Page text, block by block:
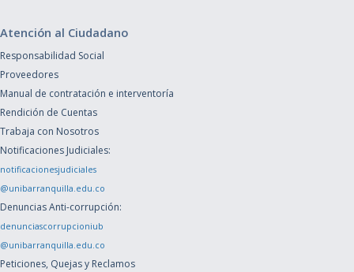
Atención al Ciudadano
Responsabilidad Social
Proveedores
Manual de contratación e interventoría
Rendición de Cuentas
Trabaja con Nosotros
Notificaciones Judiciales:
notificacionesjudiciales
@unibarranquilla.edu.co
Denuncias Anti-corrupción:
denunciascorrupcioniub
@unibarranquilla.edu.co
Peticiones, Quejas y Reclamos